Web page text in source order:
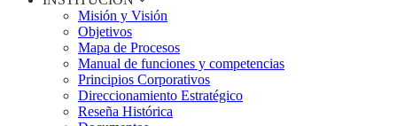
Misión y Visión
Objetivos
Mapa de Procesos
Manual de funciones y competencias
Principios Corporativos
Direccionamiento Estratégico
Reseña Histórica